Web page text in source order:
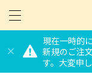
現在一時的
新規のご注
す。大変申